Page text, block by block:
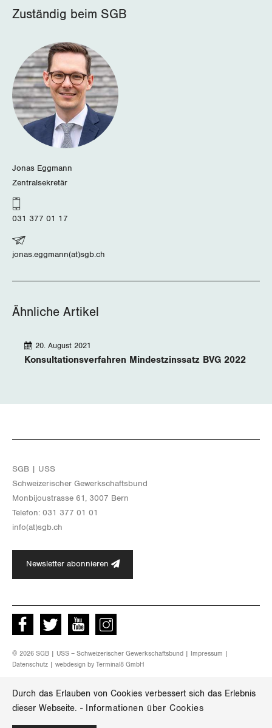
Durch das Erlauben von Cookies verbessert sich das Erlebnis
dieser Webseite. - Informationen über Cookies
Zürich
Zuständig beim SGB
Jonas Eggmann
Zentralsekretär
031 377 01 17
jonas.eggmann(at)sgb.ch
Ähnliche Artikel
Konsultationsverfahren Mindestzinssatz BVG 2022
20. August 2021
SGB | USS
Schwei­ze­ri­scher Ge­werk­schafts­bund
Mon­bi­joustras­se 61, 3007 Bern
Te­le­fon: 031 377 01 01
info(at)​sgb.​ch
Newsletter abonnieren
Facebook Twitter Youtube instagram
© 2026 SGB | USS – Schweizerischer Gewerkschaftsbund | Impressum
Datenschutz | webdesign by Terminal8 GmbH